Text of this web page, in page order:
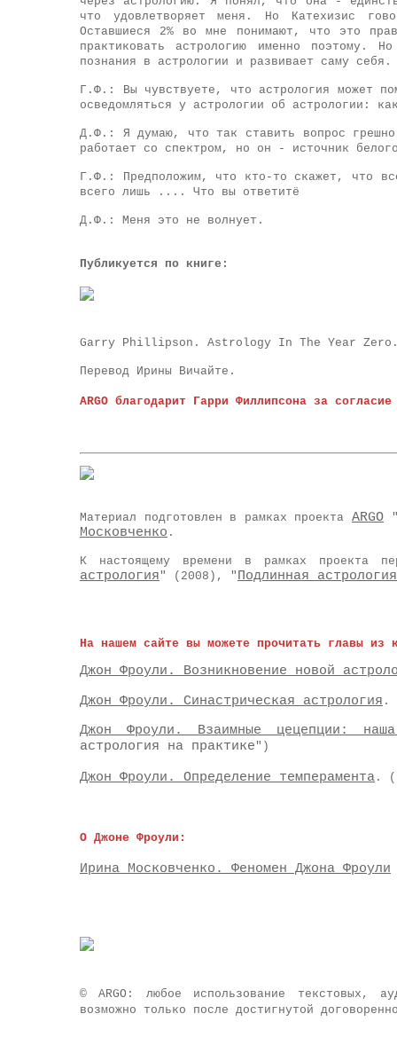
что удовлетворяет меня. Но Катехизис
Оставшиеся 2% во мне понимают, что это
практиковать астрологию именно поэтому.
познания в астрологии и развивает саму себя.
Г.Ф.: Вы чувствуете, что астрология может
осведомляться у астрологии об астрологии:
Д.Ф.: Я думаю, что так ставить вопрос
работает со спектром, но он - источник
Г.Ф.: Предположим, что кто-то скажет, что
всего лишь .... Что вы ответитё
Д.Ф.: Меня это не волнует.
Публикуется по книге:
Garry Phillipson . Astrology In The Year
Перевод Ирины Вичайте.
ARGO благодарит Гарри Филлипсона за
Материал подготовлен в рамках проекта ARGO
Московченко .
К настоящему времени в рамках проекта
астрология " (2008), " Подлинная
На нашем сайте вы можете прочитать главы из
Джон Фроули. Возникновение новой
Джон Фроули. Синастрическая астрология .
Джон Фроули. Взаимные цецепции:
астрология на практике ")
Джон Фроули. Определение темперамента .
О Джоне Фроули:
Ирина Московченко. Феномен Джона Фроули
© ARGO: любое использование
возможно только после достигнутой